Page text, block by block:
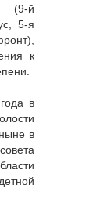
(9-й
5-я
к
в
в